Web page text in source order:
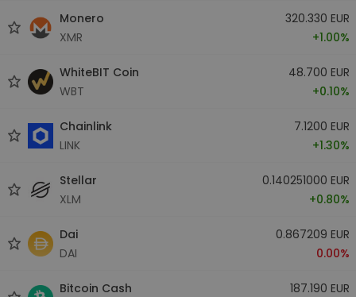
Monero
XMR
320.330 EUR
+1.00%
WhiteBIT Coin
WBT
48.700 EUR
+0.10%
Chainlink
LINK
7.1200 EUR
+1.30%
Stellar
XLM
0.140251000 EUR
+0.80%
Dai
DAI
0.867209 EUR
0.00%
Bitcoin Cash
187.190 EUR